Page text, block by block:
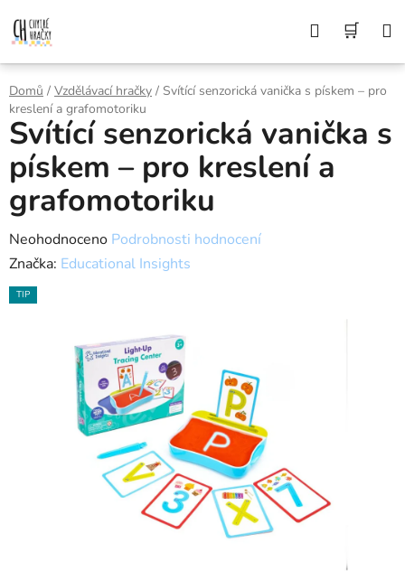
na
obsah
Z DŮVODU DOVOLENÉ BUDEME VAŠE
OBJEDNÁVKY ODESÍLAT AŽ 10. 8. DĚKUJEME
ZA POCHOPENÍ A PŘEJEME KRÁSNÉ LÉTO🌞
Hledat
Domů / Vzdělávací hračky / Svítící senzorická vanička s pískem – pro
kreslení a grafomotoriku
Svítící senzorická vanička s
pískem – pro kreslení a
grafomotoriku
Průměrné
hodnocení
produktu
Neohodnoceno Podrobnosti hodnocení
Značka: Educational Insights
TIP